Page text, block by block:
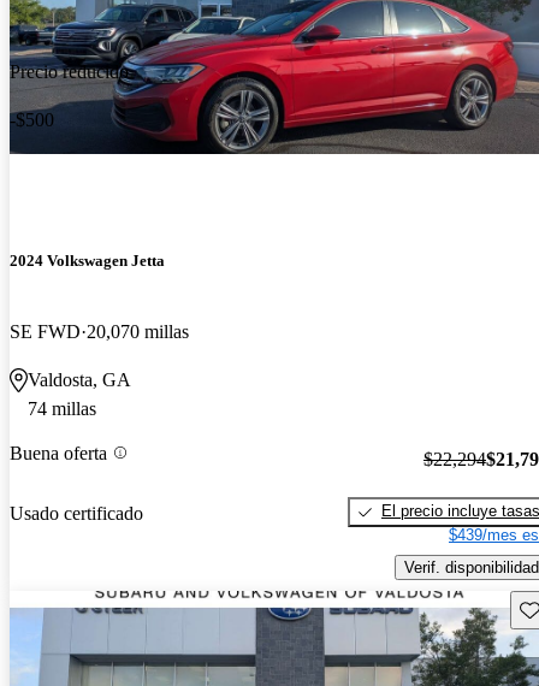
Precio reducido
-$500
2024 Volkswagen Jetta
SE FWD 20,070 millas
Valdosta, GA
74 millas
Buena oferta
Usado certificado
$22,294
El precio incluye tasas
$439/mes
Verif. disponibilidad